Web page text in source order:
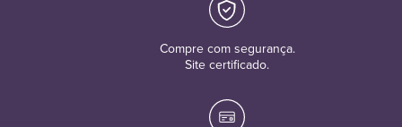
Compre com segurança.
Site certificado.